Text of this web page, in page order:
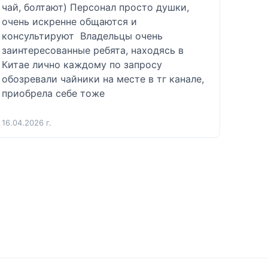
чай, болтают) Персонал просто душки,
очень искренне общаются и
консультируют  Владельцы очень
заинтересованные ребята, находясь в
Китае лично каждому по запросу
обозревали чайники на месте в тг канале,
приобрела себе тоже
16.04.2026 г.